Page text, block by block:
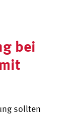
bei
sollten